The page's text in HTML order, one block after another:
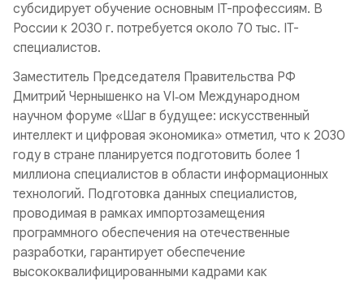
субсидирует обучение основным IT-профессиям. В
России к 2030 г. потребуется около 70 тыс. IT-
специалистов.
Заместитель Председателя Правительства РФ
Дмитрий Чернышенко на VI‑ом Международном
научном форуме «Шаг в будущее: искусственный
интеллект и цифровая экономика» отметил, что к 2030
году в стране планируется подготовить более 1
миллиона специалистов в области информационных
технологий. Подготовка данных специалистов,
проводимая в рамках импортозамещения
программного обеспечения на отечественные
разработки, гарантирует обеспечение
высококвалифицированными кадрами как